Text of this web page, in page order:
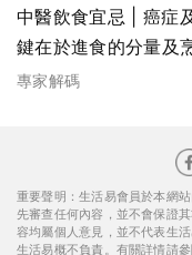
中醫飲食宜忌 | 癌症
鍵在於進食的分量及
專家解碼
重要聲明：生活易會員於本網
先審查任何內容，並不會保證
容均屬個人意見，並不代表生
生活易概不負責。有關詳情請參